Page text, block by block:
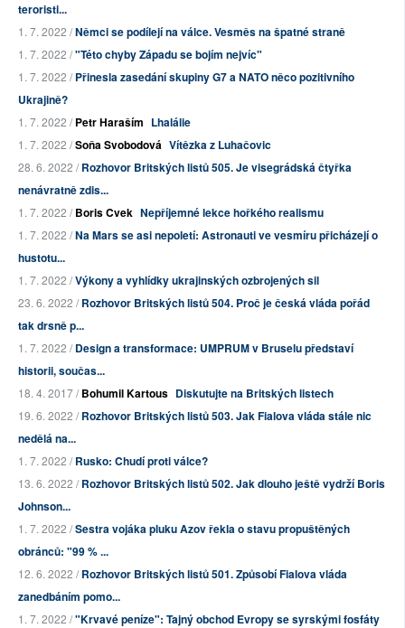
teroristi...
1. 7. 2022 /Němci se podílejí na válce. Vesměs na špatné straně
1. 7. 2022 /"Této chyby Západu se bojím nejvíc"
1. 7. 2022 /Přinesla zasedání skupiny G7 a NATO něco pozitivního
Ukrajině?
1. 7. 2022 /Petr Haraším Lhalálie
1. 7. 2022 /Soňa Svobodová Vítězka z Luhačovic
28. 6. 2022 /Rozhovor Britských listů 505. Je visegrádská čtyřka
nenávratně zdis...
1. 7. 2022 /Boris Cvek Nepříjemné lekce hořkého realismu
1. 7. 2022 /Na Mars se asi nepoletí: Astronauti ve vesmíru přicházejí o
hustotu...
1. 7. 2022 /Výkony a vyhlídky ukrajinských ozbrojených sil
23. 6. 2022 /Rozhovor Britských listů 504. Proč je česká vláda pořád
tak drsně p...
1. 7. 2022 /Design a transformace: UMPRUM v Bruselu představí
historii, součas...
18. 4. 2017 /Bohumil Kartous Diskutujte na Britských listech
19. 6. 2022 /Rozhovor Britských listů 503. Jak Fialova vláda stále nic
nedělá na...
1. 7. 2022 /Rusko: Chudí proti válce?
13. 6. 2022 /Rozhovor Britských listů 502. Jak dlouho ještě vydrží Boris
Johnson...
1. 7. 2022 /Sestra vojáka pluku Azov řekla o stavu propuštěných
obránců: "99 % ...
12. 6. 2022 /Rozhovor Britských listů 501. Způsobí Fialova vláda
zanedbáním pomo...
1. 7. 2022 /"Krvavé peníze": Tajný obchod Evropy se syrskými fosfáty